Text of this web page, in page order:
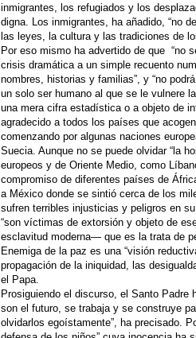
inmigrantes, los refugiados y los
digna. Los inmigrantes, ha añadido, “no
las leyes, la cultura y las tradiciones de
Por eso mismo ha advertido de que “no
crisis dramática a un simple recuento
nombres, historias y familias”, y “no
un solo ser humano al que se le vulnere
una mera cifra estadística o a objeto de
agradecido a todos los países que
comenzando por algunas naciones
Suecia. Aunque no se puede olvidar “la
europeos y de Oriente Medio, como
compromiso de diferentes países de
a México donde se sintió cerca de los
sufren terribles injusticias y peligros en
“son víctimas de extorsión y objeto de
esclavitud moderna― que es la trata de
Enemiga de la paz es una “visión
propagación de la iniquidad, las
el Papa.
Prosiguiendo el discurso, el Santo
son el futuro, se trabaja y se construye
olvidarlos egoístamente”, ha precisado.